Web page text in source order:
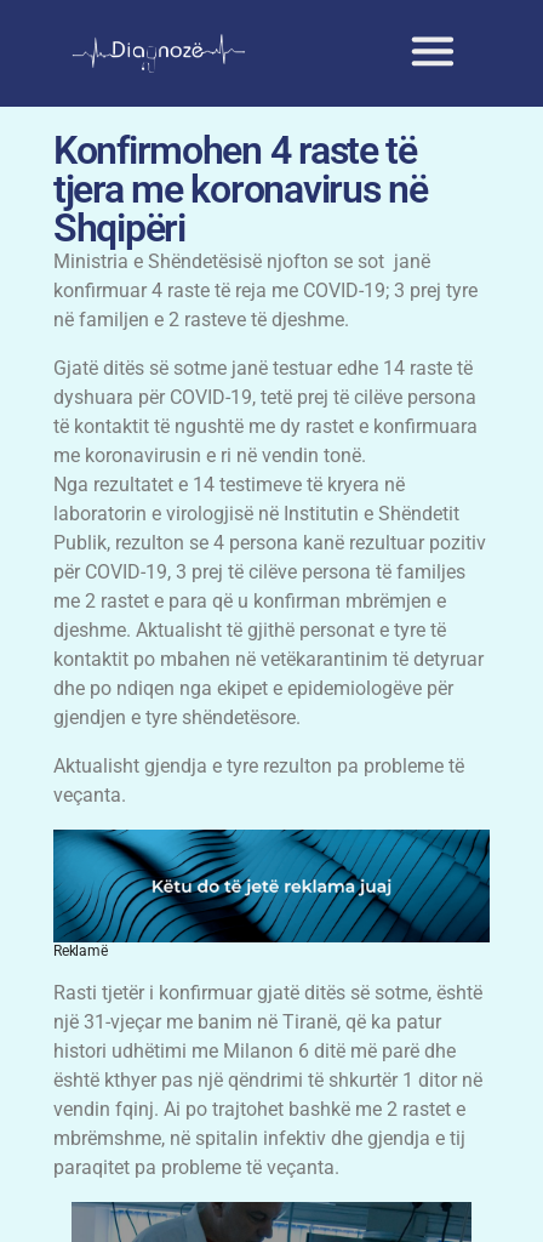
Konfirmohen 4 raste të
tjera me koronavirus në
Shqipëri
Ministria e Shëndetësisë njofton se sot janë
konfirmuar 4 raste të reja me COVID-19; 3 prej tyre
në familjen e 2 rasteve të djeshme.
Gjatë ditës së sotme janë testuar edhe 14 raste të
dyshuara për COVID-19, tetë prej të cilëve persona
të kontaktit të ngushtë me dy rastet e konfirmuara
me koronavirusin e ri në vendin tonë.
Nga rezultatet e 14 testimeve të kryera në
laboratorin e virologjisë në Institutin e Shëndetit
Publik, rezulton se 4 persona kanë rezultuar pozitiv
për COVID-19, 3 prej të cilëve persona të familjes
me 2 rastet e para që u konfirman mbrëmjen e
djeshme. Aktualisht të gjithë personat e tyre të
kontaktit po mbahen në vetëkarantinim të detyruar
dhe po ndiqen nga ekipet e epidemiologëve për
gjendjen e tyre shëndetësore.
Aktualisht gjendja e tyre rezulton pa probleme të
veçanta.
Reklamë
Rasti tjetër i konfirmuar gjatë ditës së sotme, është
një 31-vjeçar me banim në Tiranë, që ka patur
histori udhëtimi me Milanon 6 ditë më parë dhe
është kthyer pas një qëndrimi të shkurtër 1 ditor në
vendin fqinj. Ai po trajtohet bashkë me 2 rastet e
mbrëmshme, në spitalin infektiv dhe gjendja e tij
paraqitet pa probleme të veçanta.